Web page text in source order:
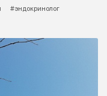
#эндокринолог